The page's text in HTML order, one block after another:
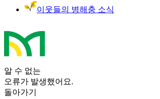
이웃들의 병해충 소식
알 수 없는
오류가 발생했어요.
돌아가기